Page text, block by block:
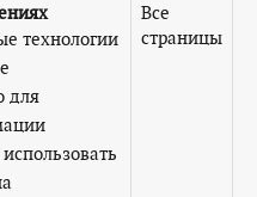
технологии
для
Все
страницы